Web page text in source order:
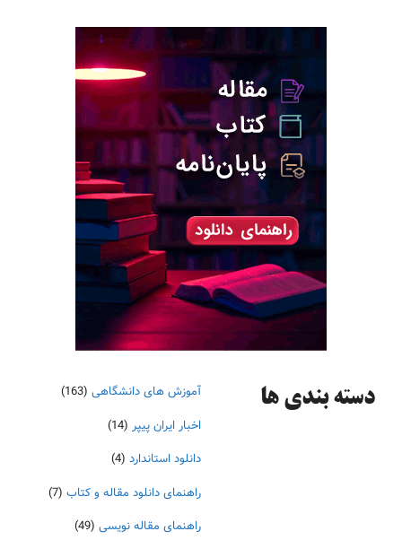
دسته‌ بندی ها آموزش های دانشگاهی (163)
اخبار ایران پیپر (14)
دانلود استاندارد (4)
راهنمای دانلود مقاله و کتاب (7)
راهنمای مقاله نویسی (49)